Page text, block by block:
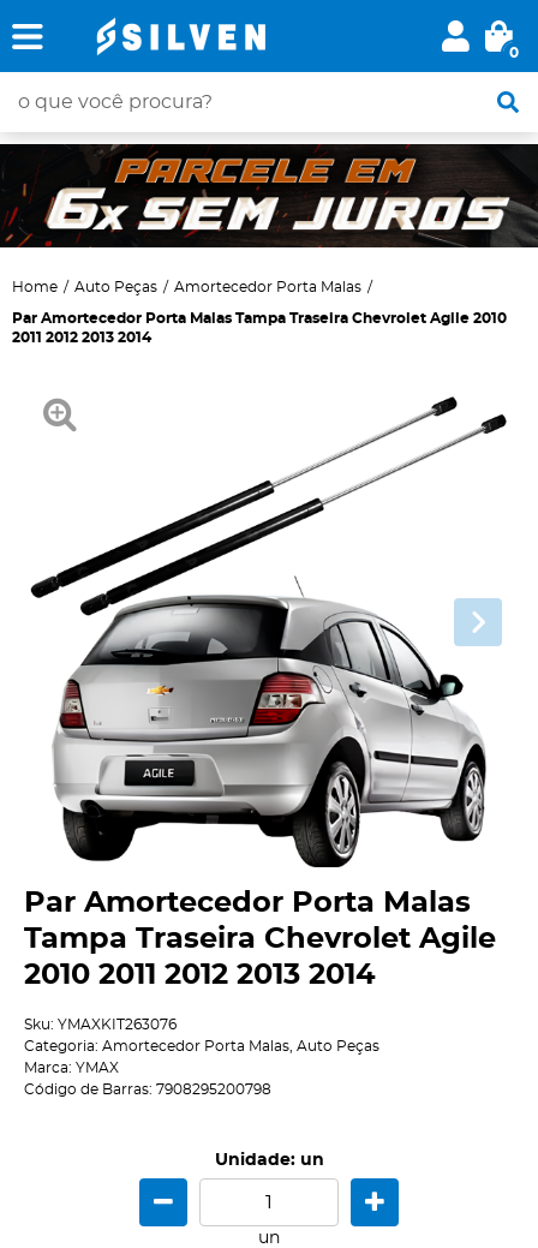
0
Home Auto Peças Amortecedor Porta Malas
Par Amortecedor Porta Malas Tampa Traseira Chevrolet Agile 2010
2011 2012 2013 2014
Par Amortecedor Porta Malas
Tampa Traseira Chevrolet Agile
2010 2011 2012 2013 2014
Sku: YMAXKIT263076
Categoria: Amortecedor Porta Malas Auto Peças
Marca: YMAX
Código de Barras: 7908295200798
Unidade: un
un